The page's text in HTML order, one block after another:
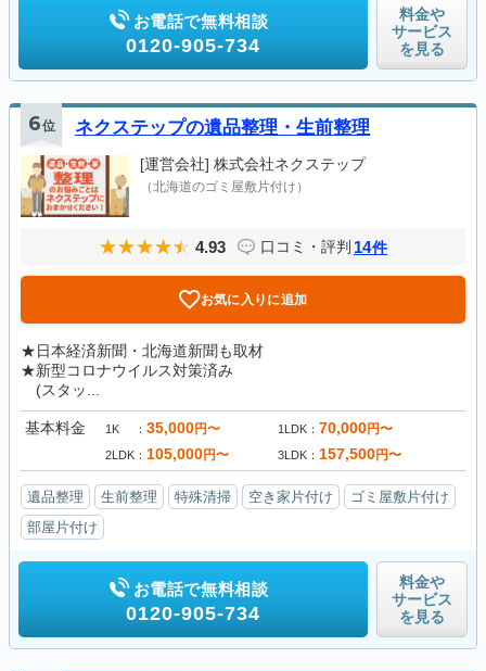
お電話で無料相談
0120-905-734
料金や
サービス
を見る
6位 ネクステップの遺品整理・生前整理
[運営会社] 株式会社ネクステップ
（北海道のゴミ屋敷片付け）
4.93 口コミ・評判 14件
お気に入りに追加
★日本経済新聞・北海道新聞も取材
★新型コロナウイルス対策済み
(スタッ...
基本料金 1K 35,000円〜 1LDK 70,000円〜
2LDK 105,000円〜 3LDK 157,500円〜
遺品整理 生前整理 特殊清掃 空き家片付け
ゴミ屋敷片付け
部屋片付け
お電話で無料相談
0120-905-734
料金や
サービス
を見る